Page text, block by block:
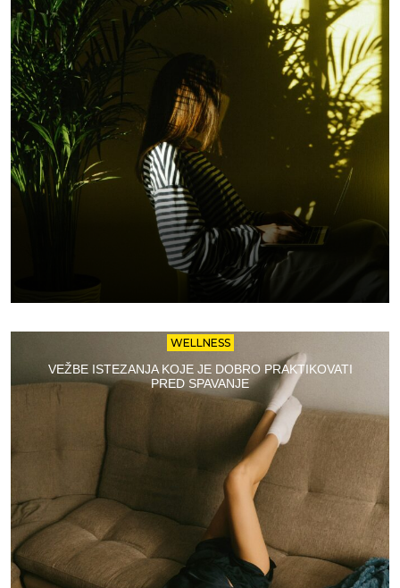
WELLNESS
VEŽBE ISTEZANJA KOJE JE DOBRO PRAKTIKOVATI
PRED SPAVANJE